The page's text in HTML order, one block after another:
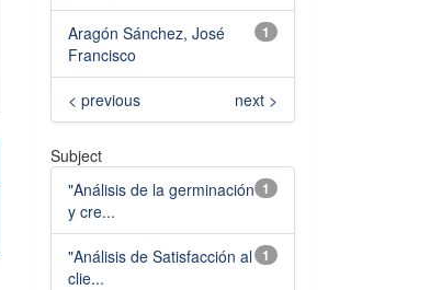
1
Aragón Sánchez, José
Francisco
< previous next >
Subject
1
"Análisis de la germinación
y cre...
1
"Análisis de Satisfacción al
clie...